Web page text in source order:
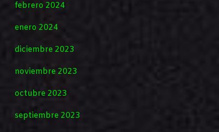
febrero 2024
enero 2024
diciembre 2023
noviembre 2023
octubre 2023
septiembre 2023